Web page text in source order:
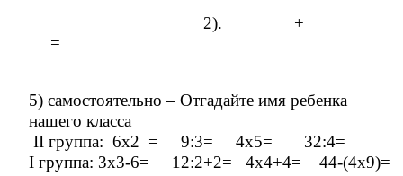
2). +
=
5) самостоятельно – Отгадайте имя ребенка
нашего класса
II группа: 6х2 = 9:3= 4х5= 32:4=
I группа: 3х3-6= 12:2+2= 4х4+4= 44-(4х9)=